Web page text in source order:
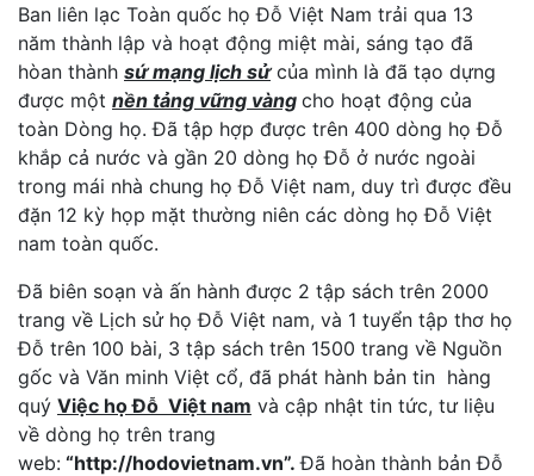
Ban liên lạc Toàn quốc họ Đỗ Việt Nam trải qua 13
năm thành lập và hoạt động miệt mài, sáng tạo đã
hòan thành sứ mạng lịch sửcủa mình là đã tạo dựng
được một nền tảng vững vàng cho hoạt động của
toàn Dòng họ. Đã tập hợp được trên 400 dòng họ Đỗ
khắp cả nước và gần 20 dòng họ Đỗ ở nước ngoài
trong mái nhà chung họ Đỗ Việt nam, duy trì được đều
đặn 12 kỳ họp mặt thường niên các dòng họ Đỗ Việt
nam toàn quốc.
Đã biên soạn và ấn hành được 2 tập sách trên 2000
trang về Lịch sử họ Đỗ Việt nam, và 1 tuyển tập thơ họ
Đỗ trên 100 bài, 3 tập sách trên 1500 trang về Nguồn
gốc và Văn minh Việt cổ, đã phát hành bản tin hàng
quý Việc họ Đỗ Việt nam và cập nhật tin tức, tư liệu
về dòng họ trên trang
web: “http://hodovietnam.vn”.Đã hoàn thành bản Đỗ